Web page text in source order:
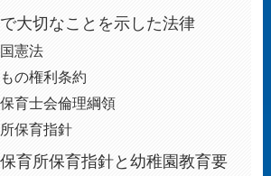
大切なことを示した法律
憲法
の権利条約
育士会倫理綱領
保育指針
育所保育指針と幼稚園教育要